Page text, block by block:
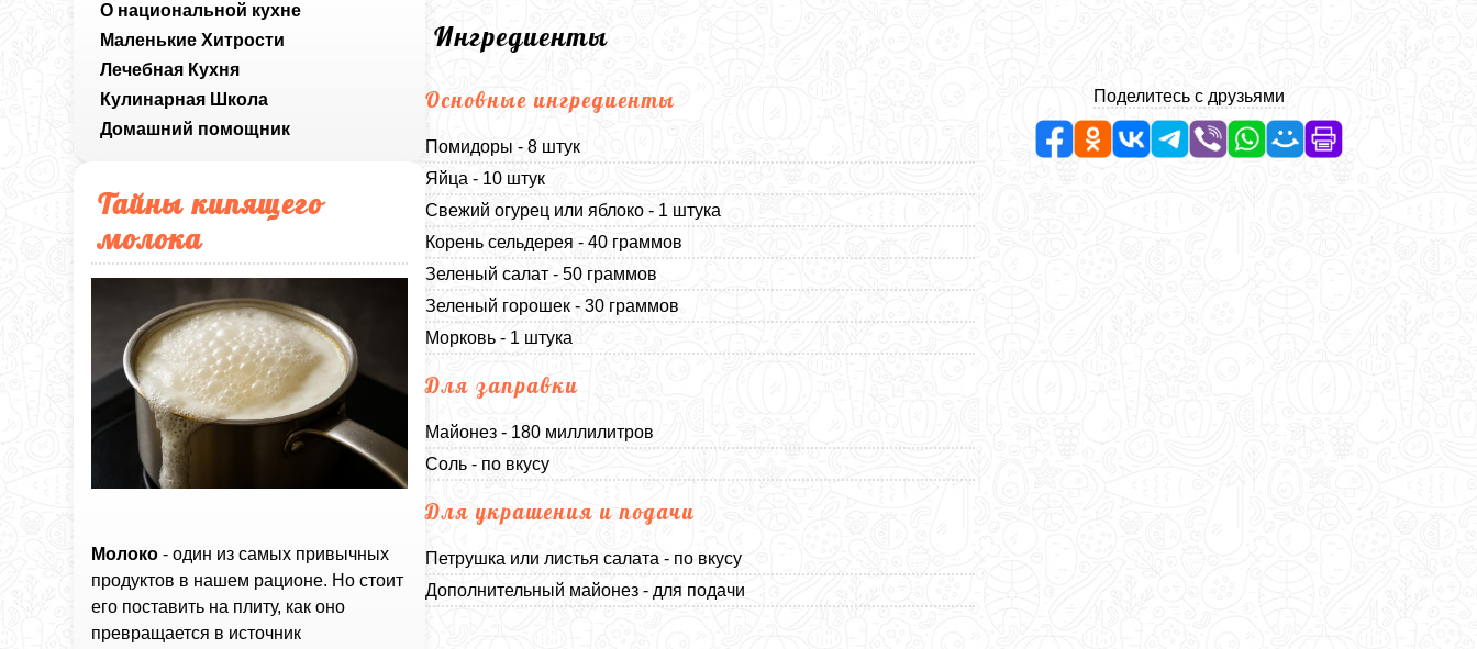
О национальной кухне
Маленькие Хитрости
Лечебная Кухня
Кулинарная Школа
Домашний помощник
Тайны кипящего
молока
Молоко - один из самых привычных
продуктов в нашем рационе. Но стоит
его поставить на плиту, как оно
превращается в источник
Ингредиенты
Основные ингредиенты
Помидоры - 8 штук
Яйца - 10 штук
Свежий огурец или яблоко - 1 штука
Корень сельдерея - 40 граммов
Зеленый салат - 50 граммов
Зеленый горошек - 30 граммов
Морковь - 1 штука
Для заправки
Майонез - 180 миллилитров
Соль - по вкусу
Для украшения и подачи
Петрушка или листья салата - по вкусу
Дополнительный майонез - для подачи
Поделитесь с друзьями